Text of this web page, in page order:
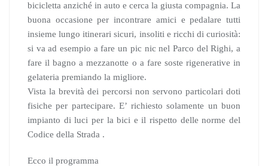
bicicletta anziché in auto e cerca la giusta compagnia. La
buona occasione per incontrare amici e pedalare tutti
insieme lungo itinerari sicuri, insoliti e ricchi di curiosità:
si va ad esempio a fare un pic nic nel Parco del Righi, a
fare il bagno a mezzanotte o a fare soste rigenerative in
gelateria premiando la migliore.
Vista la brevità dei percorsi non servono particolari doti
fisiche per partecipare. E’ richiesto solamente un buon
impianto di luci per la bici e il rispetto delle norme del
Codice della Strada .
Ecco il programma